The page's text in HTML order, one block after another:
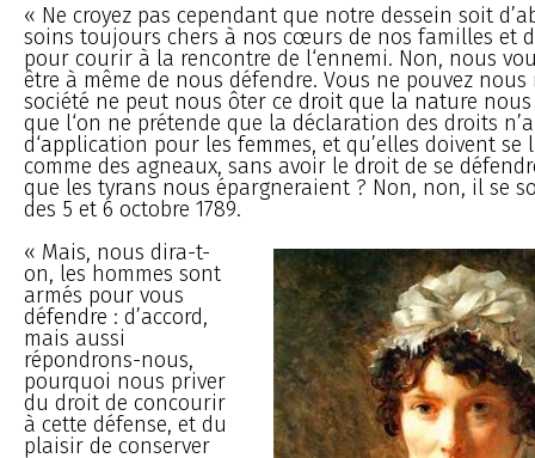
« Ne croyez pas cependant que notre dessein soit
soins toujours chers à nos cœurs de nos familles et
pour courir à la rencontre de l‘ennemi. Non, nous
être à même de nous défendre. Vous ne pouvez nous
société ne peut nous ôter ce droit que la nature
que l‘on ne prétende que la déclaration des droits
d‘application pour les femmes, et qu’elles doivent se
comme des agneaux, sans avoir le droit de se
que les tyrans nous épargneraient ? Non, non, il se
des 5 et 6 octobre 1789.
« Mais, nous dira-t-
on, les hommes sont
armés pour vous
défendre : d’accord,
mais aussi
répondrons-nous,
pourquoi nous priver
du droit de concourir
à cette défense, et du
plaisir de conserver